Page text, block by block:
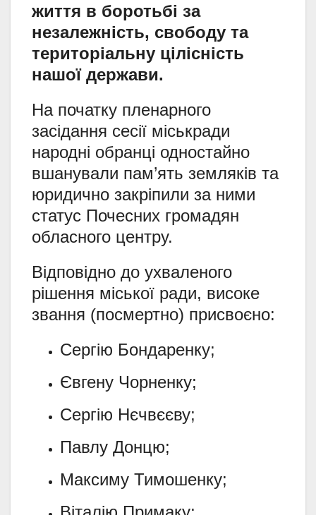
життя в боротьбі за
незалежність, свободу та
територіальну цілісність
нашої держави.
На початку пленарного
засідання сесії міськради
народні обранці одностайно
вшанували пам’ять земляків та
юридично закріпили за ними
статус Почесних громадян
обласного центру.
Відповідно до ухваленого
рішення міської ради, високе
звання (посмертно) присвоєно:
Сергію Бондаренку;
Євгену Чорненку;
Сергію Нєчвєєву;
Павлу Донцю;
Максиму Тимошенку;